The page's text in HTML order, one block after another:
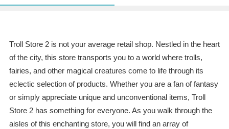
Troll Store 2 is not your average retail shop. Nestled in the heart
of the city, this store transports you to a world where trolls,
fairies, and other magical creatures come to life through its
eclectic selection of products. Whether you are a fan of fantasy
or simply appreciate unique and unconventional items, Troll
Store 2 has something for everyone. As you walk through the
aisles of this enchanting store, you will find an array of